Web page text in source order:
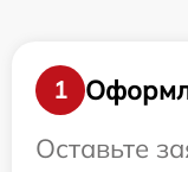
1
Оставьте